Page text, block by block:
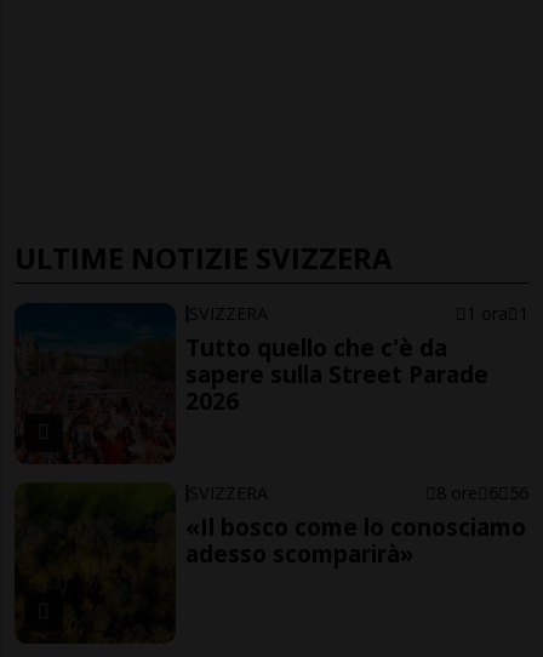
ULTIME NOTIZIE SVIZZERA
SVIZZERA 1 ora 1
Tutto quello che c'è da
sapere sulla Street Parade
2026
SVIZZERA 8 ore 6 56
«Il bosco come lo conosciamo
adesso scomparirà»